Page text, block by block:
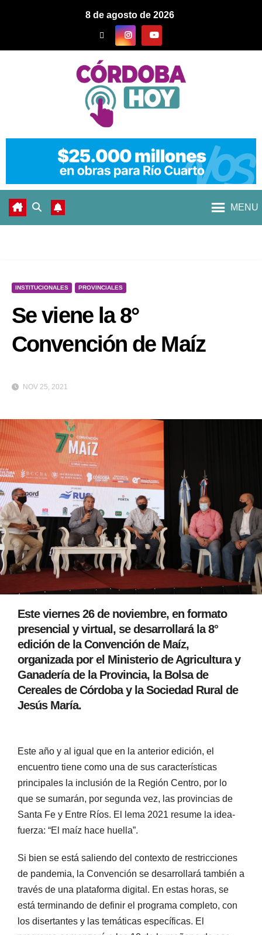
8 de agosto de 2026
MENU
INSTITUCIONALES PROVINCIALES
Se viene la 8°
Convención de Maíz
NOV 25, 2021
Este viernes 26 de noviembre, en formato
presencial y virtual, se desarrollará la 8°
edición de la Convención de Maíz,
organizada por el Ministerio de Agricultura y
Ganadería de la Provincia, la Bolsa de
Cereales de Córdoba y la Sociedad Rural de
Jesús María.
Este año y al igual que en la anterior edición, el
encuentro tiene como una de sus características
principales la inclusión de la Región Centro, por lo
que se sumarán, por segunda vez, las provincias de
Santa Fe y Entre Ríos. El lema 2021 resume la idea-
fuerza: “El maíz hace huella”.
Si bien se está saliendo del contexto de restricciones
de pandemia, la Convención se desarrollará también a
través de una plataforma digital. En estas horas, se
está terminando de definir el programa completo, con
los disertantes y las temáticas específicas. El